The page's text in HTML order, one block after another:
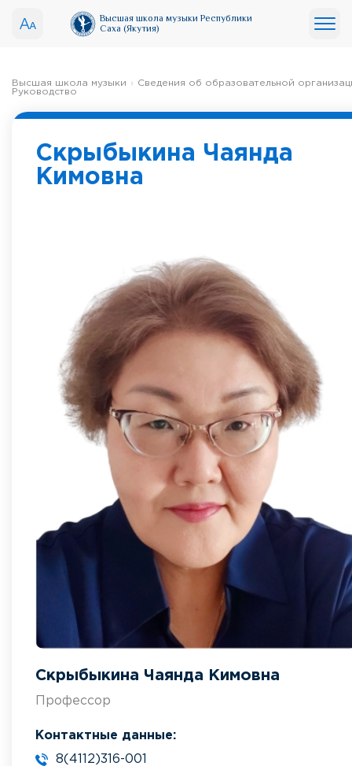
Высшая школа музыки Республики
Саха (Якутия)
Высшая школа музыки
Сведения об образовательной
Руководство
Скрыбыкина Чаянда
Кимовна
Скрыбыкина Чаянда Кимовна
Профессор
Контактные данные:
8(4112)316-001